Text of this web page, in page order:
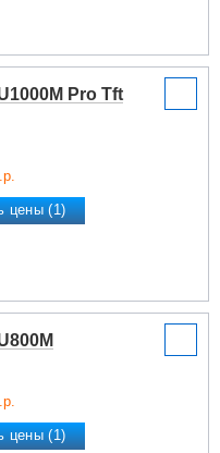
Pro Tft
цены (1)
цены (1)